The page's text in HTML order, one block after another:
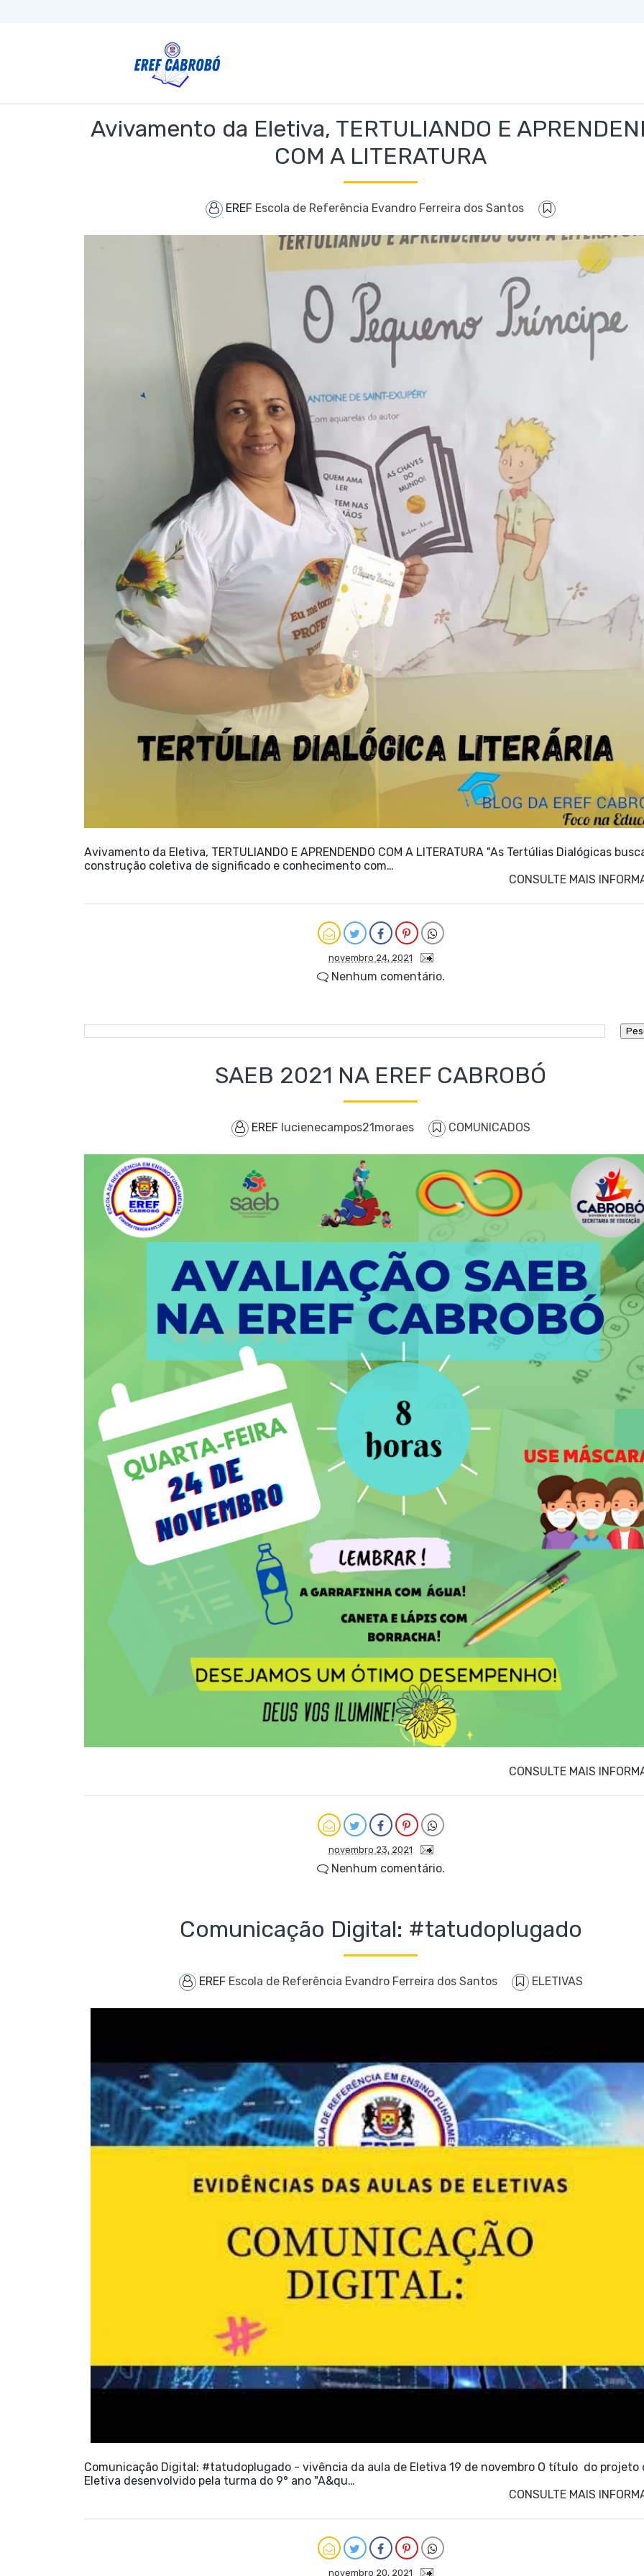
Avivamento da Eletiva, TERTULIANDO E
COM A LITERATURA
EREF Escola de Referência Evandro Ferreira dos Santos
Avivamento da Eletiva, TERTULIANDO E APRENDENDO COM A LITERATURA "As Tertúlias Dialógicas
construção coletiva de significado e conhecimento com…
CONSULTE MAIS
novembro 24, 2021
Nenhum comentário.
SAEB 2021 NA EREF CABROBÓ
EREF lucienecampos21moraes COMUNICADOS
CONSULTE MAIS
novembro 23, 2021
Nenhum comentário.
Comunicação Digital: #tatudoplugado
EREF Escola de Referência Evandro Ferreira dos Santos ELETIVAS
Comunicação Digital: #tatudoplugado - vivência da aula de Eletiva 19 de novembro O título do projeto
Eletiva desenvolvido pela turma do 9° ano "A&qu…
CONSULTE MAIS
novembro 20, 2021